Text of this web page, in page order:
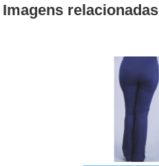
Imagens relacionadas